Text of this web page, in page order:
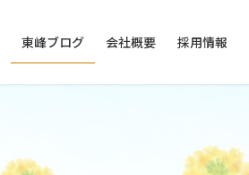
東峰ブログ 会社概要 採用情報